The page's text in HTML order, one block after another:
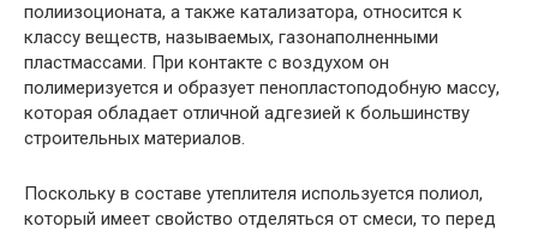
полиизоционата, а также катализатора, относится к
классу веществ, называемых, газонаполненными
пластмассами. При контакте с воздухом он
полимеризуется и образует пенопластоподобную массу,
которая обладает отличной адгезией к большинству
строительных материалов.
Поскольку в составе утеплителя используется полиол,
который имеет свойство отделяться от смеси, то перед